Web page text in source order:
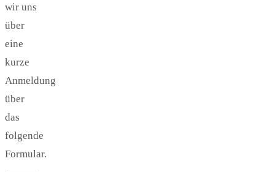
wir uns
über
eine
kurze
Anmeldung
über
das
folgende
Formular.